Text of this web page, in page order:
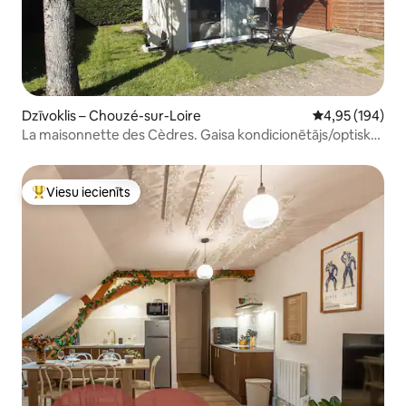
Dzīvoklis – Chouzé-sur-Loire Vidējais
4,95 (194)
La maisonnette des Cèdres. Gaisa kondicionētājs/optiskā
Populārs viesu iecienīts mājoklis
Viesu iecienīts